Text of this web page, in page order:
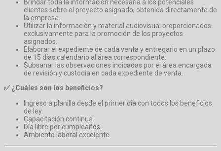
Brindar toda la información necesaria a los potenciales
clientes sobre el proyecto asignado, obtenida directamente de
la empresa.
Utilizar la información y material audiovisual proporcionados
exclusivamente para la promoción de los proyectos
asignados.
Elaborar el expediente de cada venta y entregarlo en un plazo
de 15 días calendario al área correspondiente.
Subsanar las observaciones indicadas por el área encargada
de revisión y custodia en cada expediente de venta.
✅ ¿Cuáles son los beneficios?
Ingreso a planilla desde el primer día con todos los beneficios
de ley.
Capacitación continua.
Día libre por cumpleaños.
Ambiente laboral excelente.